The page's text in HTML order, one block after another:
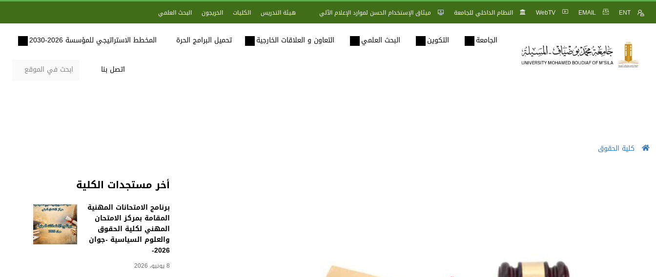
ENT
EMAIL
WebTV النظام الداخلي للجامعة ميثاق الإستخدام الحسن لموارد الإعلام الآلي هيئة التدريس الكليات الخريجون البحث العلمي
الجامعة التكوين البحث العلمي التعاون و العلاقات الخارجية تحميل البرامج الحرة المخطط الاستراتيجي للمؤسسة 2026-2030
اتصل بنا
كلية الحقوق
أخر مستجدات الكلية
برنامج الامتحانات المهنية
المقامة بمركز الامتحان
المهني لكلية الحقوق
والعلوم السياسية -جوان
2026-
8 يونيو، 2026